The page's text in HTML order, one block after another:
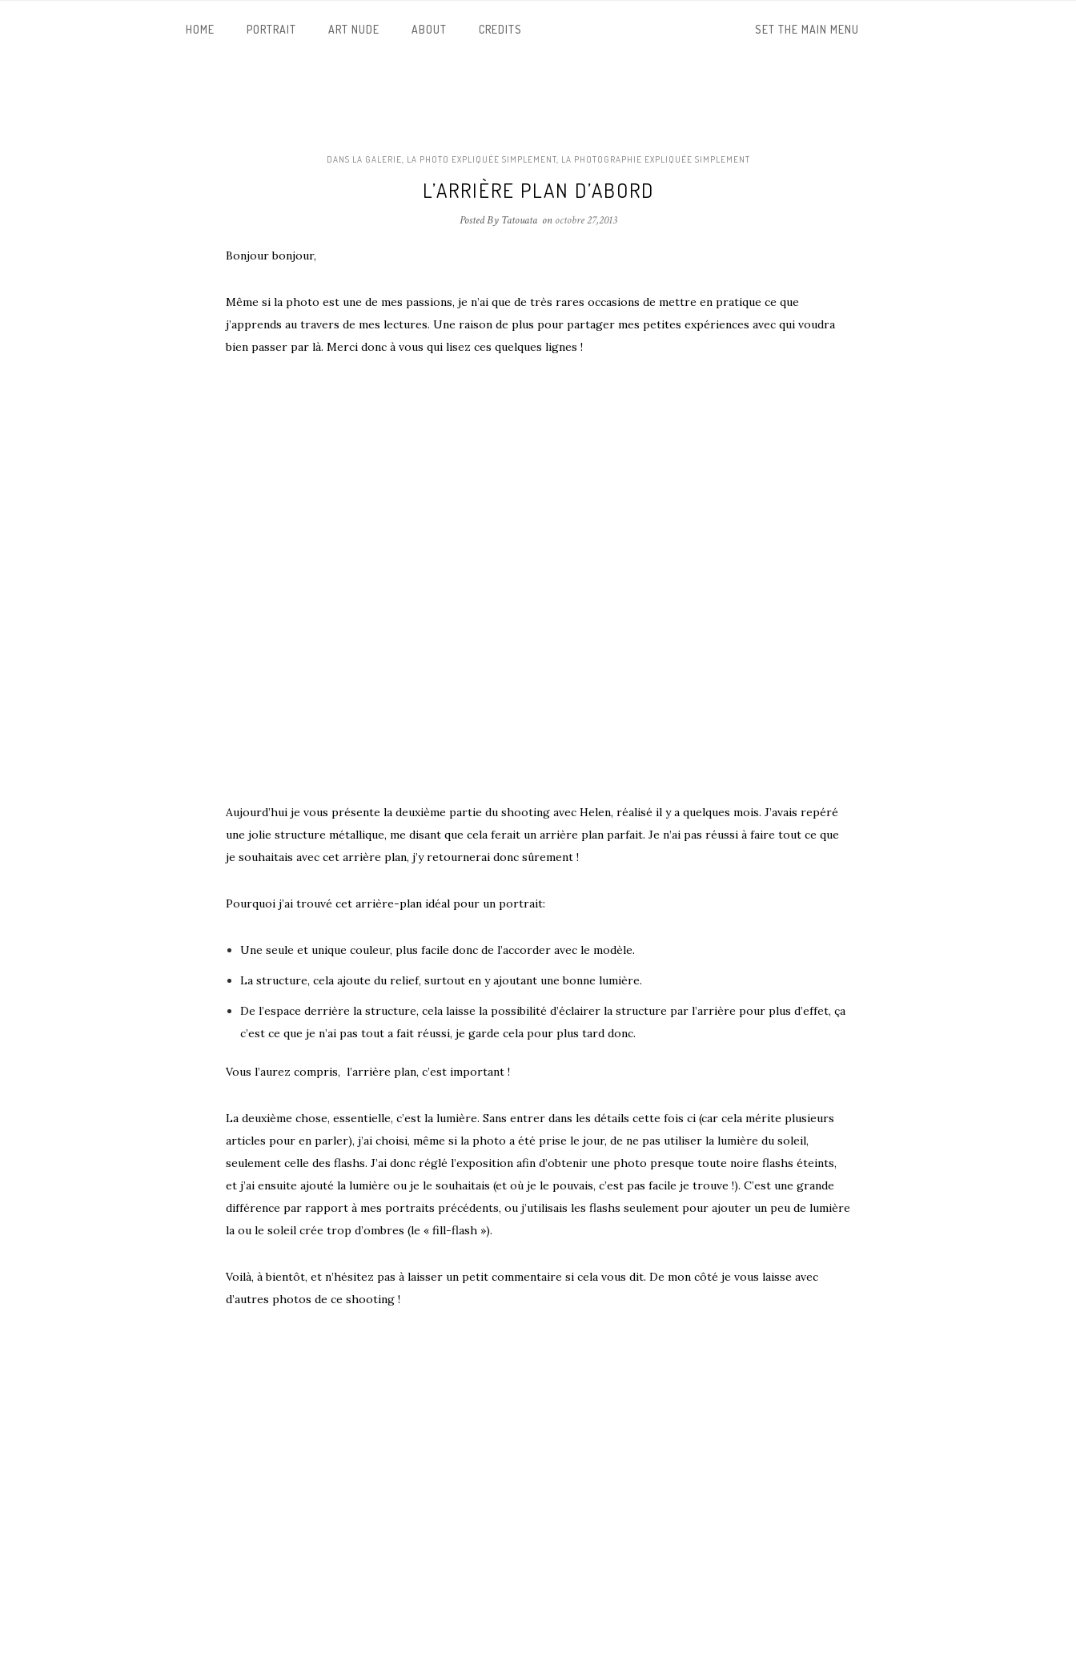
HOME PORTRAIT ART NUDE ABOUT CREDITS SET THE MAIN MENU
DANS LA GALERIE, LA PHOTO EXPLIQUÉE SIMPLEMENT, LA PHOTOGRAPHIE EXPLIQUÉE SIMPLEMENT
L’ARRIÈRE PLAN D’ABORD
Posted By Tatouata on octobre 27,2013
Bonjour bonjour,
Même si la photo est une de mes passions, je n’ai que de très rares occasions de mettre en pratique ce que
j’apprends au travers de mes lectures. Une raison de plus pour partager mes petites expériences avec qui voudra
bien passer par là. Merci donc à vous qui lisez ces quelques lignes !
Aujourd’hui je vous présente la deuxième partie du shooting avec Helen, réalisé il y a quelques mois. J’avais repéré
une jolie structure métallique, me disant que cela ferait un arrière plan parfait. Je n’ai pas réussi à faire tout ce que
je souhaitais avec cet arrière plan, j’y retournerai donc sûrement !
Pourquoi j’ai trouvé cet arrière-plan idéal pour un portrait:
Une seule et unique couleur, plus facile donc de l’accorder avec le modèle.
La structure, cela ajoute du relief, surtout en y ajoutant une bonne lumière.
De l’espace derrière la structure, cela laisse la possibilité d’éclairer la structure par l’arrière pour plus d’effet, ça
c’est ce que je n’ai pas tout a fait réussi, je garde cela pour plus tard donc.
Vous l’aurez compris, l’arrière plan, c’est important !
La deuxième chose, essentielle, c’est la lumière. Sans entrer dans les détails cette fois ci (car cela mérite plusieurs
articles pour en parler), j’ai choisi, même si la photo a été prise le jour, de ne pas utiliser la lumière du soleil,
seulement celle des flashs. J’ai donc réglé l’exposition afin d’obtenir une photo presque toute noire flashs éteints,
et j’ai ensuite ajouté la lumière ou je le souhaitais (et où je le pouvais, c’est pas facile je trouve !). C’est une grande
différence par rapport à mes portraits précédents, ou j’utilisais les flashs seulement pour ajouter un peu de lumière
la ou le soleil crée trop d’ombres (le « fill-flash »).
Voilà, à bientôt, et n’hésitez pas à laisser un petit commentaire si cela vous dit. De mon côté je vous laisse avec
d’autres photos de ce shooting !